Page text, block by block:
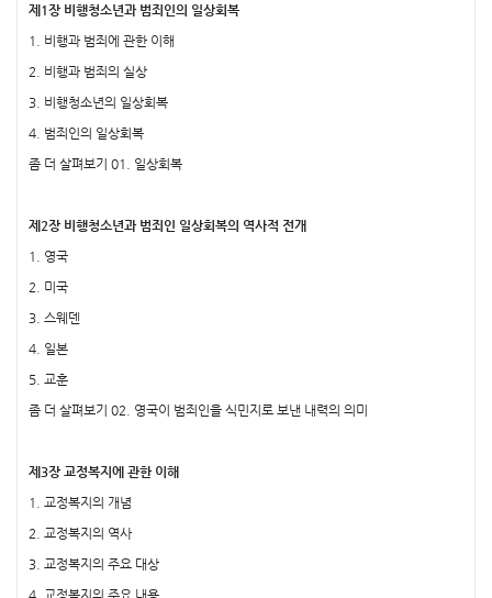
제1장 비행청소년과 범죄인의 일상회복
1. 비행과 범죄에 관한 이해
2. 비행과 범죄의 실상
3. 비행청소년의 일상회복
4. 범죄인의 일상회복
좀 더 살펴보기 01. 일상회복
제2장 비행청소년과 범죄인 일상회복의 역사적 전개
1. 영국
2. 미국
3. 스웨덴
4. 일본
5. 교훈
좀 더 살펴보기 02. 영국이 범죄인을 식민지로 보낸 내력의 의미
제3장 교정복지에 관한 이해
1. 교정복지의 개념
2. 교정복지의 역사
3. 교정복지의 주요 대상
4. 교정복지의 주요 내용